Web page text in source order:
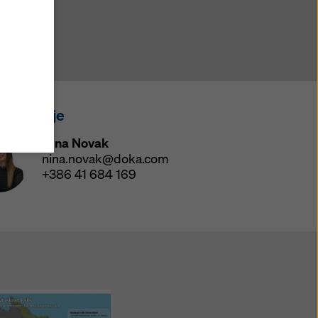
za medije
Nina Novak
nina.novak@doka.com
+386 41 684 169
da